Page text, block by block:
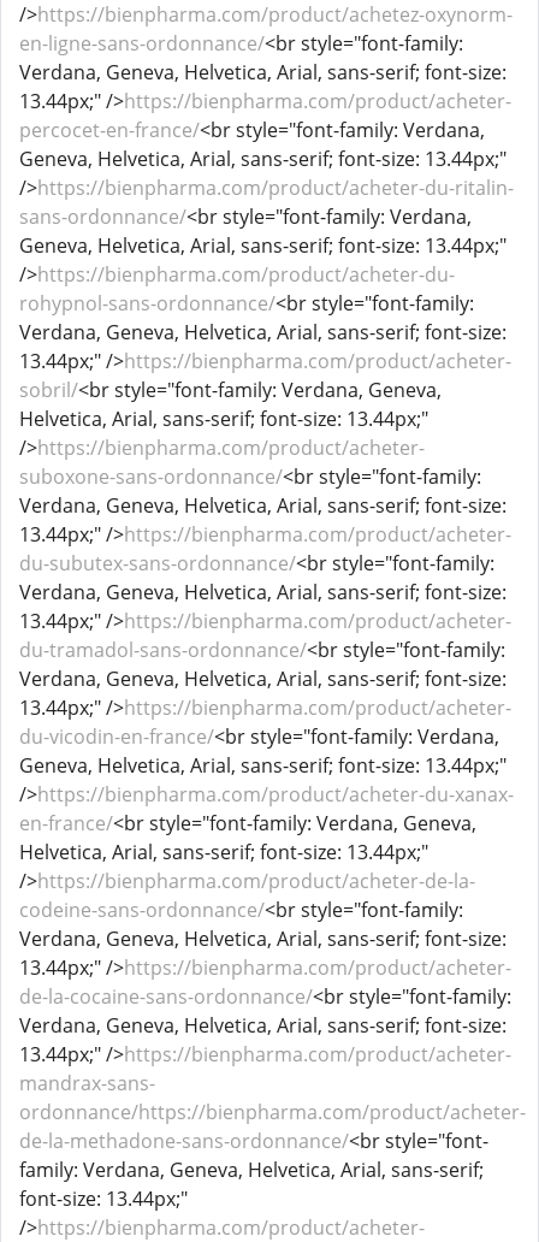
/>https://bienpharma.com/product/achetez-oxynorm-
en-ligne-sans-ordonnance/<br style="font-family:
Verdana, Geneva, Helvetica, Arial, sans-serif; font-size:
13.44px;" />https://bienpharma.com/product/acheter-
percocet-en-france/<br style="font-family: Verdana,
Geneva, Helvetica, Arial, sans-serif; font-size: 13.44px;"
/>https://bienpharma.com/product/acheter-du-ritalin-
sans-ordonnance/<br style="font-family: Verdana,
Geneva, Helvetica, Arial, sans-serif; font-size: 13.44px;"
/>https://bienpharma.com/product/acheter-du-
rohypnol-sans-ordonnance/<br style="font-family:
Verdana, Geneva, Helvetica, Arial, sans-serif; font-size:
13.44px;" />https://bienpharma.com/product/acheter-
sobril/<br style="font-family: Verdana, Geneva,
Helvetica, Arial, sans-serif; font-size: 13.44px;"
/>https://bienpharma.com/product/acheter-
suboxone-sans-ordonnance/<br style="font-family:
Verdana, Geneva, Helvetica, Arial, sans-serif; font-size:
13.44px;" />https://bienpharma.com/product/acheter-
du-subutex-sans-ordonnance/<br style="font-family:
Verdana, Geneva, Helvetica, Arial, sans-serif; font-size:
13.44px;" />https://bienpharma.com/product/acheter-
du-tramadol-sans-ordonnance/<br style="font-family:
Verdana, Geneva, Helvetica, Arial, sans-serif; font-size:
13.44px;" />https://bienpharma.com/product/acheter-
du-vicodin-en-france/<br style="font-family: Verdana,
Geneva, Helvetica, Arial, sans-serif; font-size: 13.44px;"
/>https://bienpharma.com/product/acheter-du-xanax-
en-france/<br style="font-family: Verdana, Geneva,
Helvetica, Arial, sans-serif; font-size: 13.44px;"
/>https://bienpharma.com/product/acheter-de-la-
codeine-sans-ordonnance/<br style="font-family:
Verdana, Geneva, Helvetica, Arial, sans-serif; font-size:
13.44px;" />https://bienpharma.com/product/acheter-
de-la-cocaine-sans-ordonnance/<br style="font-family:
Verdana, Geneva, Helvetica, Arial, sans-serif; font-size:
13.44px;" />https://bienpharma.com/product/acheter-
mandrax-sans-
ordonnance/https://bienpharma.com/product/acheter-
de-la-methadone-sans-ordonnance/<br style="font-
family: Verdana, Geneva, Helvetica, Arial, sans-serif;
font-size: 13.44px;"
/>https://bienpharma.com/product/acheter-